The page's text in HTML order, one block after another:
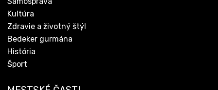
Kultúra
Zdravie a životný štýl
Bedeker gurmána
História
Šport